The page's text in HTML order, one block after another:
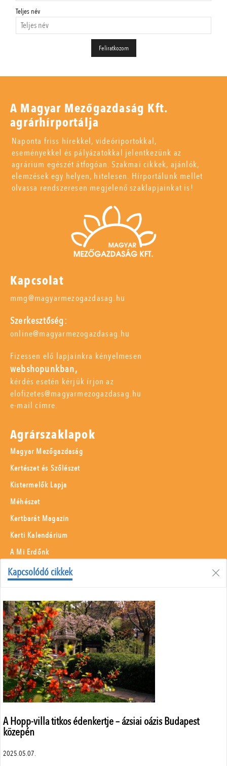
Kapcsolódó cikkek
A Hopp-villa titkos édenkertje – ázsiai oázis Budapest
közepén
2025.05.07.
Teljes név
A Magyar Mezőgazdaság Kft.
agrárhírportálja
Naponta friss hírekkel, videóriportokkal,
eseményekkel és pályázatokkal jelentkezünk az
agrárium egészét átfogóan. Szakmai cikkek, ajánlók,
elemzések egy helyen, hitelesen. Hírportálunk mellet
olvassa rendszeresen megjelenő szaklapjainkat is!
Kapcsolat
mmg@magyarmezogazdasag.hu
Szerkesztőség:
online@magyarmezogazdasag.hu
Fizessen elő lapjainkra kényelmesen
webshopunkban,
kérdés esetén kérjük írjon az
elofizetes@magyarmezogazdasag.hu
e-mail címre.
Agrárszaklapok
Magyar Mezőgazdaság
Kertészet és Szőlészet
Kistermelők Lapja
Méhészet
Kertbarát Magazin
Kerti Kalendárium
A Mi Erdőnk
Borászati Füzetek
Menü
Adatvédelem
Szerzői jogok
Impresszum
Médiaajánlat
Központi elérhetőségek
ÁSZF
A weboldalon a minőségi felhasználói élmény érdekében sütiket